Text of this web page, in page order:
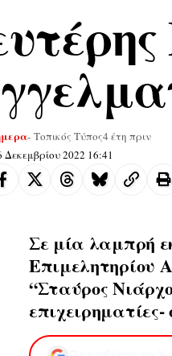
Δεκεμβρίου 2022 16:41
- Τοπικός Τύπος4 έτη πριν
Σε μία λαμπρή
Επιμελητηρίου
“Σταύρος